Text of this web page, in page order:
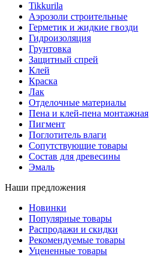
Tikkurila
Аэрозоли строительные
Герметик и жидкие гвозди
Гидроизоляция
Грунтовка
Защитный спрей
Клей
Краска
Лак
Отделочные материалы
Пена и клей-пена монтажная
Пигмент
Поглотитель влаги
Сопутствующие товары
Состав для древесины
Эмаль
Наши предложения
Новинки
Популярные товары
Распродажи и скидки
Рекомендуемые товары
Уцененные товары